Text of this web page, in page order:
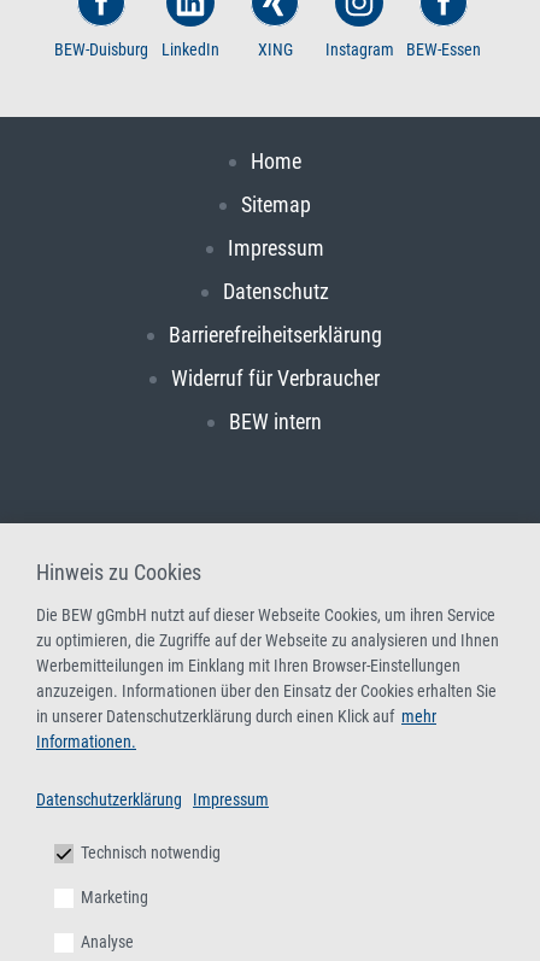
BEW-Duisburg LinkedIn XING Instagram BEW-Essen
Home
Sitemap
Impressum
Datenschutz
Barrierefreiheitserklärung
Widerruf für Verbraucher
BEW intern
Hinweis zu Cookies
Die BEW gGmbH nutzt auf dieser Webseite Cookies, um ihren Service
zu optimieren, die Zugriffe auf der Webseite zu analysieren und Ihnen
Werbemitteilungen im Einklang mit Ihren Browser-Einstellungen
anzuzeigen. Informationen über den Einsatz der Cookies erhalten Sie
in unserer Datenschutzerklärung durch einen Klick auf mehr
Informationen.
Datenschutzerklärung Impressum
Technisch notwendig
Marketing
Analyse